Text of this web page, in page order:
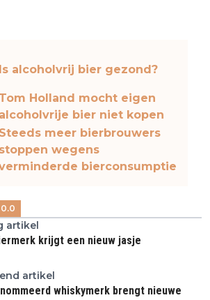
Is alcoholvrij bier gezond?
Tom Holland mocht eigen
alcoholvrije bier niet kopen
Steeds meer bierbrouwers
stoppen wegens
bierconsumptie
0.0
artikel
krijgt een nieuw jasje
artikel
whiskymerk brengt nieuwe